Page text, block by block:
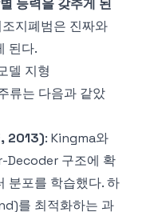
능력을 갖추게 된
지폐범은 진짜와
된다.
델 지형
류는 다음과 같았
2013): Kingma와
Decoder 구조에 확
분포를 학습했다. 하
를 최적화하는 과